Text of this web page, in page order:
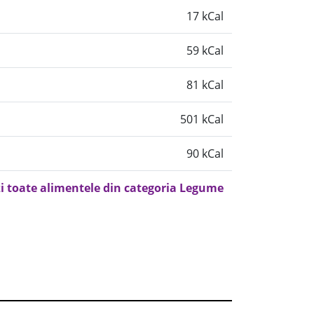
17 kCal
59 kCal
81 kCal
501 kCal
90 kCal
toate alimentele din categoria Legume